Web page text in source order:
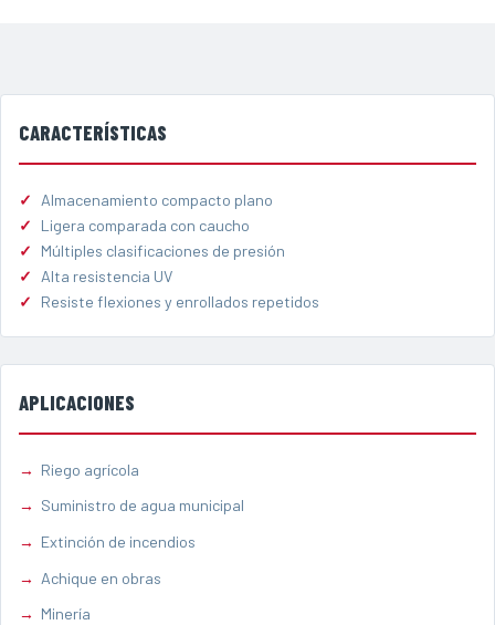
CARACTERÍSTICAS
Almacenamiento compacto plano
Ligera comparada con caucho
Múltiples clasificaciones de presión
Alta resistencia UV
Resiste flexiones y enrollados repetidos
APLICACIONES
Riego agrícola
Suministro de agua municipal
Extinción de incendios
Achique en obras
Minería